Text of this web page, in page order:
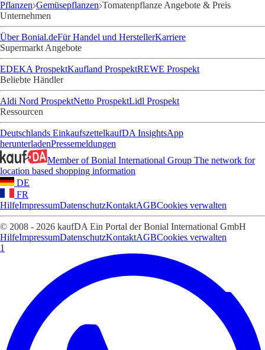
Pflanzen Gemüsepflanzen Tomatenpflanze Angebote & Preis
Unternehmen
Über Bonial.deFür Handel und HerstellerKarriere
Supermarkt Angebote
EDEKA ProspektKaufland ProspektREWE Prospekt
Beliebte Händler
Aldi Nord ProspektNetto ProspektLidl Prospekt
Ressourcen
Deutschlands EinkaufszettelkaufDA InsightsApp
herunterladenPressemeldungen
Member of Bonial International Group The network for
location based shopping information
DE
FR
HilfeImpressumDatenschutzKontaktAGBCookies verwalten
© 2008 - 2026 kaufDA Ein Portal der Bonial International GmbH
HilfeImpressumDatenschutzKontaktAGBCookies verwalten
1